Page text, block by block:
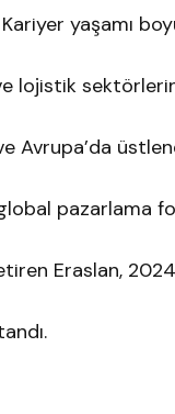
yaşamı
lojistik
Avrupa’da
pazarlama
Eraslan,